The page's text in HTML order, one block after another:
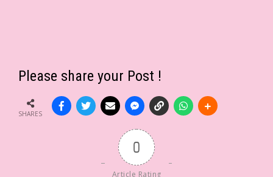
Please share your Post !
SHARES
0
Article Rating